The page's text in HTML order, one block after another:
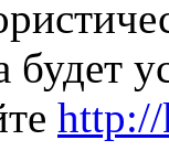
http://